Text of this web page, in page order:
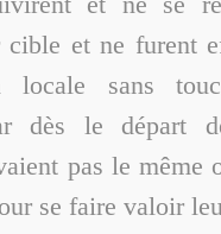
cible et ne furent
locale sans
dès le départ
pas le même
se faire valoir